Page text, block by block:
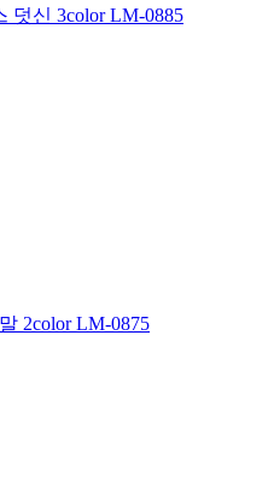
덧신 3color LM-0885
2color LM-0875